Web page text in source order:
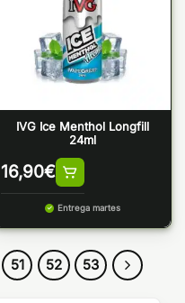
IVG Ice Menthol Longfill
24ml
16,90€
Entrega martes
51 52 53